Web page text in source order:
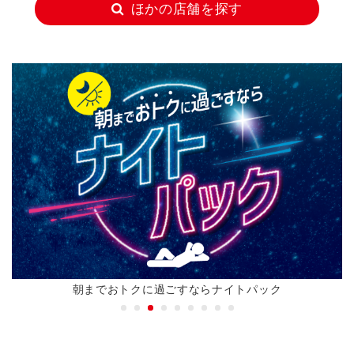
ほかの店舗を探す
朝までおトクに過ごすならナイトパック